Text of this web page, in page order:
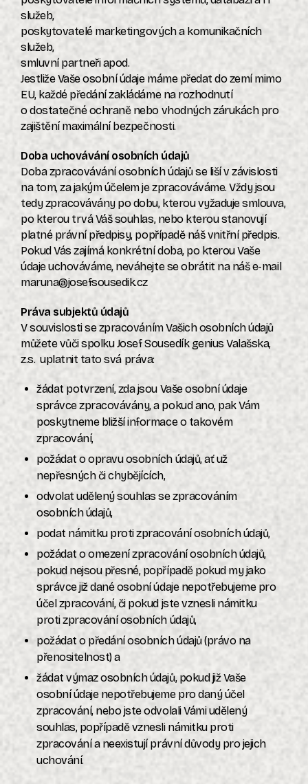
služeb,
poskytovatelé marketingových a komunikačních
služeb,
smluvní partneři apod.
Jestliže Vaše osobní údaje máme předat do zemí mimo
EU, každé předání zakládáme na rozhodnutí
o dostatečné ochraně nebo vhodných zárukách pro
zajištění maximální bezpečnosti.
Doba uchovávání osobních údajů
Doba zpracovávání osobních údajů se liší v závislosti
na tom, za jakým účelem je zpracováváme. Vždy jsou
tedy zpracovávány po dobu, kterou vyžaduje smlouva,
po kterou trvá Váš souhlas, nebo kterou stanovují
platné právní předpisy, popřípadě náš vnitřní předpis.
Pokud Vás zajímá konkrétní doba, po kterou Vaše
údaje uchováváme, neváhejte se obrátit na náš e-mail
maruna@josefsousedik.cz
Práva subjektů údajů
V souvislosti se zpracováním Vašich osobních údajů
můžete vůči spolku Josef Sousedík genius Valašska,
z.s. uplatnit tato svá práva:
žádat potvrzení, zda jsou Vaše osobní údaje
správce zpracovávány, a pokud ano, pak Vám
poskytneme bližší informace o takovém
zpracování,
požádat o opravu osobních údajů, ať už
nepřesných či chybějících,
odvolat udělený souhlas se zpracováním
osobních údajů,
podat námitku proti zpracování osobních údajů,
požádat o omezení zpracování osobních údajů,
pokud nejsou přesné, popřípadě pokud my jako
správce již dané osobní údaje nepotřebujeme pro
účel zpracování, či pokud jste vznesli námitku
proti zpracování osobních údajů,
požádat o předání osobních údajů (právo na
přenositelnost) a
žádat výmaz osobních údajů, pokud již Vaše
osobní údaje nepotřebujeme pro daný účel
zpracování, nebo jste odvolali Vámi udělený
souhlas, popřípadě vznesli námitku proti
zpracování a neexistují právní důvody pro jejich
uchování.